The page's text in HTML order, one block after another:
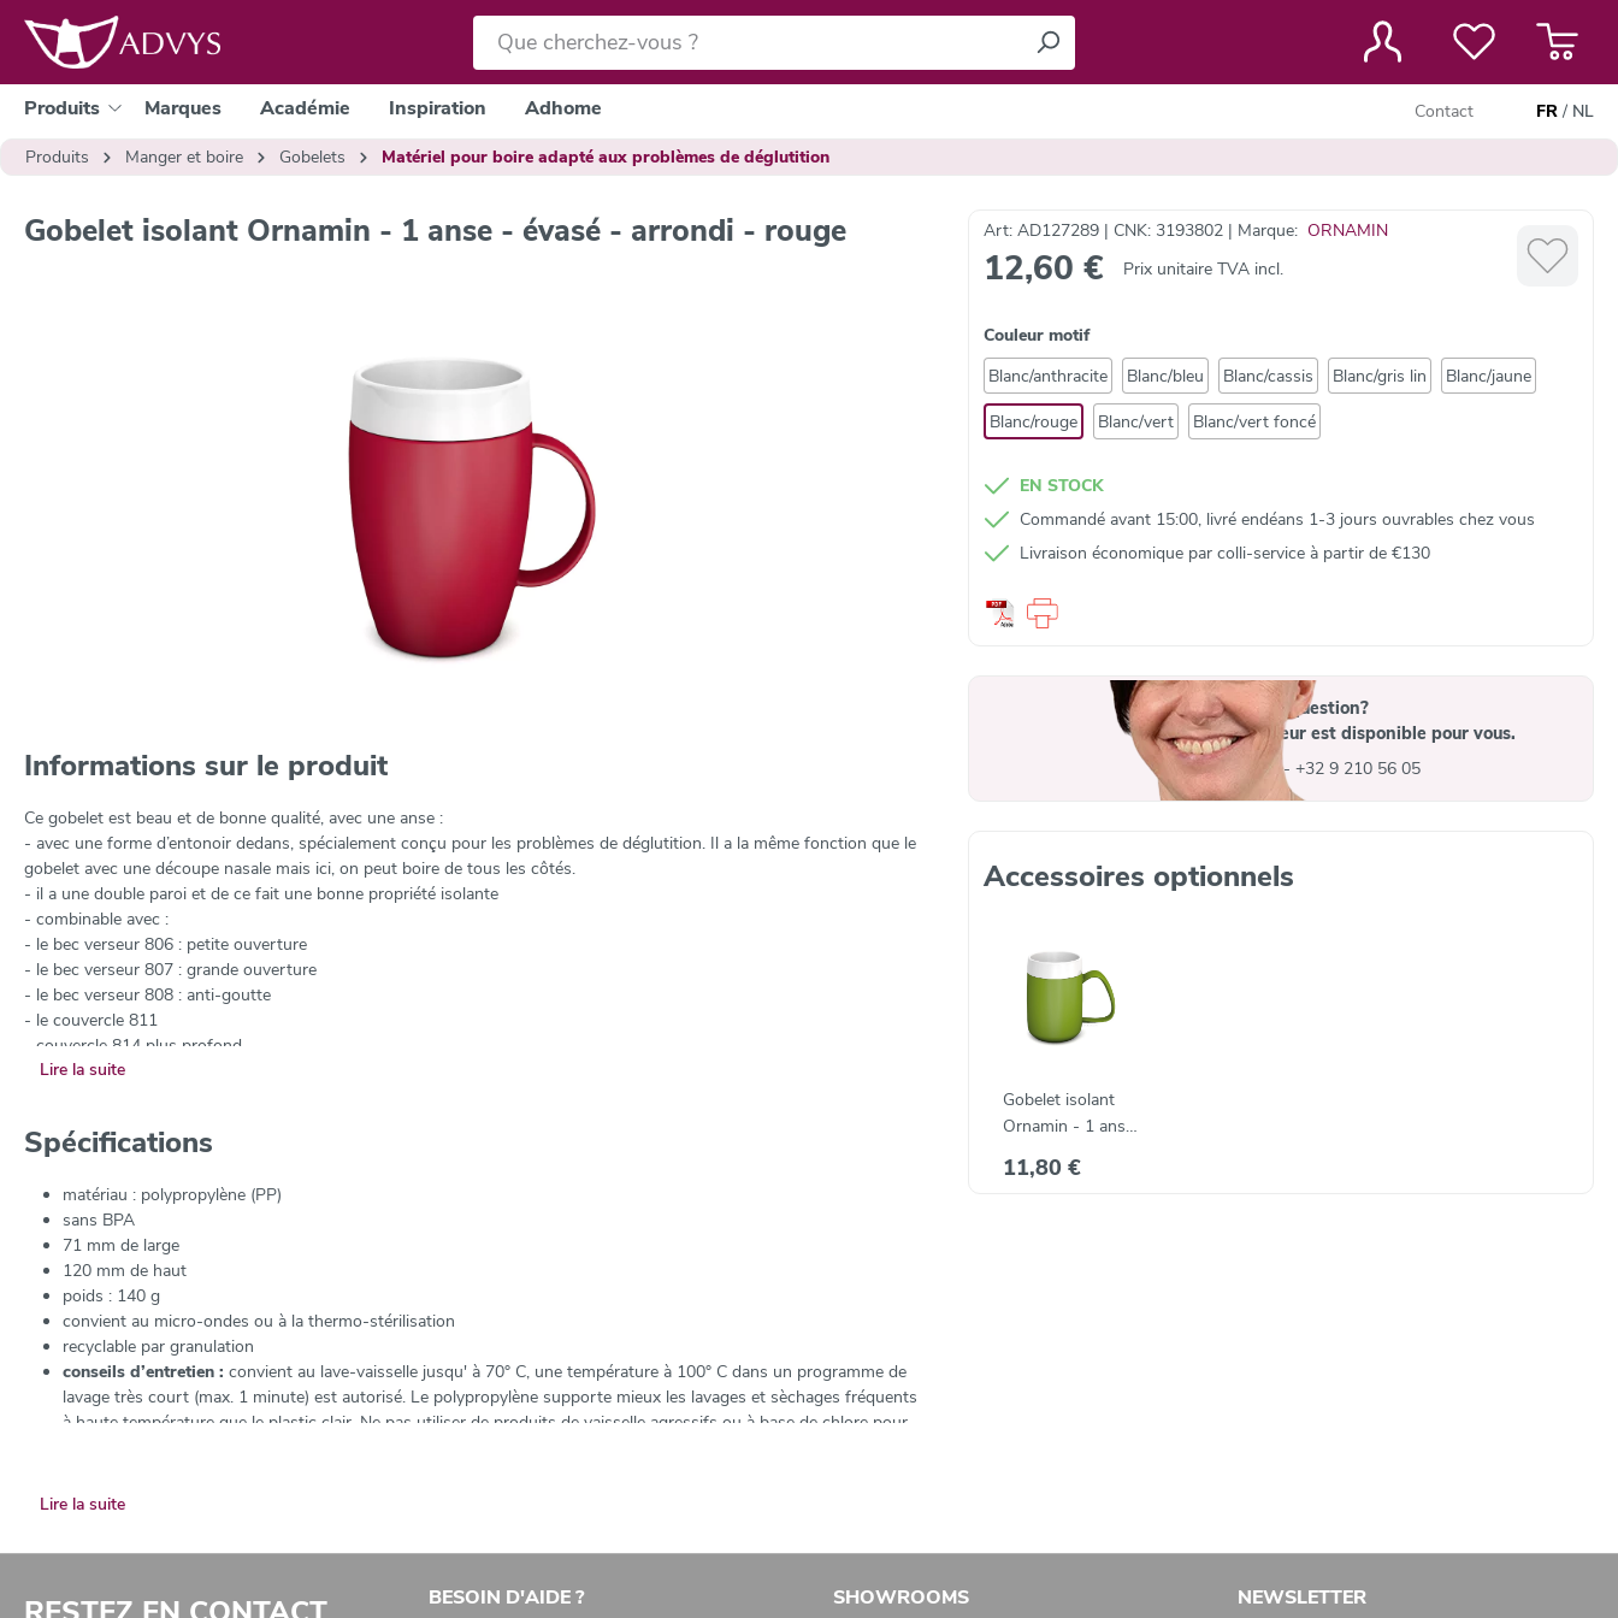
recherche Passer à la navigation principale
Produits Marques Académie Inspiration Adhome Contact FR / NL
Produits
Manger et boire Gobelets Matériel pour boire adapté aux problèmes de déglutition
Gobelet isolant Ornamin - 1 anse - évasé - arrondi - rouge
Informations sur le produit
Ce gobelet est beau et de bonne qualité, avec une anse :
- avec une forme d’entonoir dedans, spécialement conçu pour les problèmes de déglutition. Il a la même fonction que le
gobelet avec une découpe nasale mais ici, on peut boire de tous les côtés.
- il a une double paroi et de ce fait une bonne propriété isolante
- combinable avec :
- le bec verseur 806 : petite ouverture
- le bec verseur 807 : grande ouverture
- le bec verseur 808 : anti-goutte
- le couvercle 811
- couvercle 814 plus profond
- couvercle fermé 812 Spécifications :
- 71 mm de large, 120 mm de haut.
de lavage très court (max. 1 minute) est autorisé. Le polypropylène supporte mieux les lavages et sèchages fréquents à
haute température que le plastic clair. Ne pas utiliser de produits de vaisselle agressifs ou à base de chlore pour ce
genre de matière synthétique. Convient au micro-ondes ou à la thermo-stérilisation. Recyclable par granulation.
Lire la suite
Spécifications
matériau : polypropylène (PP)
sans BPA
71 mm de large
120 mm de haut
poids : 140 g
convient au micro-ondes ou à la thermo-stérilisation
recyclable par granulation
conseils d’entretien : convient au lave-vaisselle jusqu' à 70° C, une température à 100° C dans un programme de
lavage très court (max. 1 minute) est autorisé. Le polypropylène supporte mieux les lavages et sèchages fréquents
à haute température que le plastic clair. Ne pas utiliser de produits de vaisselle agressifs ou à base de chlore pour
Lire la suite
Art: AD127289 | CNK: 3193802 | Marque: ORNAMIN
12,60 € Prix unitaire TVA incl.
Couleur motif
Blanc/anthracite
Blanc/bleu Blanc/cassis Blanc/gris lin
Blanc/jaune
Blanc/rouge
Blanc/vert Blanc/vert foncé
EN STOCK
Commandé avant 15:00, livré endéans 1-3 jours ouvrables chez vous
Livraison économique par colli‑service à partir de €130
Vous avez une question?
Un collaborateur est disponible pour vous.
info@advys.be- +32 9 210 56 05
Accessoires optionnels
Gobelet isolant
Ornamin - 1 anse
11,80 €
BESOIN D'AIDE ? SHOWROOMS NEWSLETTER